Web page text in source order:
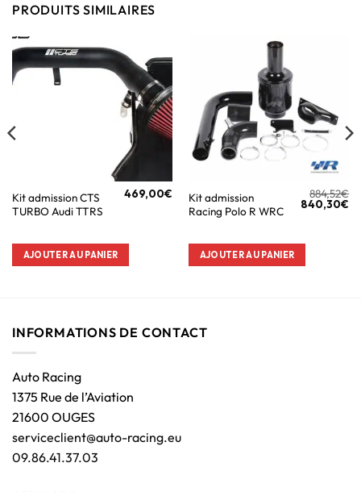
PRODUITS SIMILAIRES
Kit admission CTS
TURBO Audi TTRS
469,00€
AJOUTER AU PANIER
Kit admission
Racing Polo R WRC
884,52€
840,30€
AJOUTER AU PANIER
INFORMATIONS DE CONTACT
Auto Racing
1375 Rue de l’Aviation
21600 OUGES
serviceclient@auto-racing.eu
09.86.41.37.03